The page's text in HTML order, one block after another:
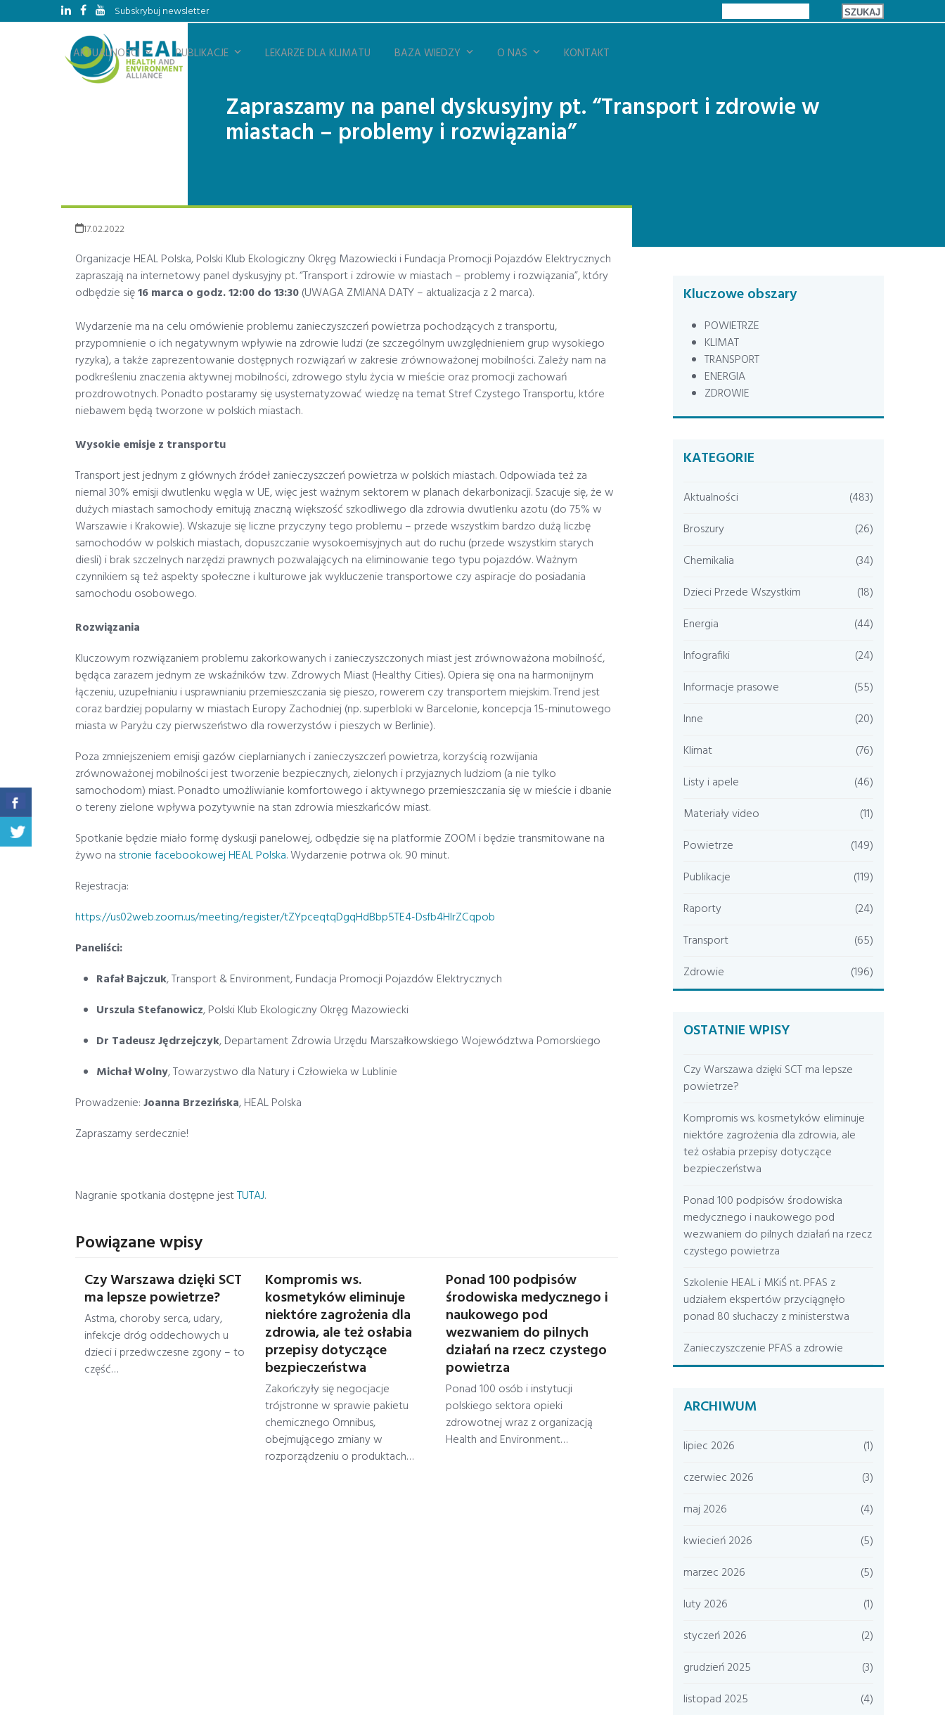
to
Subskrybuj newsletter SZUKAJ
AKTUALNOŚCI PUBLIKACJE LEKARZE DLA KLIMATU BAZA WIEDZY O NAS KONTAKT
Zapraszamy na panel dyskusyjny pt. “Transport i zdrowie w
miastach – problemy i rozwiązania”
17.02.2022
Organizacje HEAL Polska, Polski Klub Ekologiczny Okręg Mazowiecki i Fundacja Promocji Pojazdów Elektrycznych
zapraszają na internetowy panel dyskusyjny pt. “Transport i zdrowie w miastach – problemy i rozwiązania”, który
odbędzie się16 marca o godz. 12:00 do 13:30(UWAGA ZMIANA DATY – aktualizacja z 2 marca).
Wydarzenie ma na celu omówienie problemu zanieczyszczeń powietrza pochodzących z transportu,
przypomnienie o ich negatywnym wpływie na zdrowie ludzi (ze szczególnym uwzględnieniem grup wysokiego
ryzyka), a także zaprezentowanie dostępnych rozwiązań w zakresie zrównoważonej mobilności. Zależy nam na
podkreśleniu znaczenia aktywnej mobilności, zdrowego stylu życia w mieście oraz promocji zachowań
prozdrowotnych. Ponadto postaramy się usystematyzować wiedzę na temat Stref Czystego Transportu, które
niebawem będą tworzone w polskich miastach.
Wysokie emisje z transportu
Transport jest jednym z głównych źródeł zanieczyszczeń powietrza w polskich miastach. Odpowiada też za
niemal 30% emisji dwutlenku węgla w UE, więc jest ważnym sektorem w planach dekarbonizacji. Szacuje się, że w
dużych miastach samochody emitują znaczną większość szkodliwego dla zdrowia dwutlenku azotu (do 75% w
Warszawie i Krakowie). Wskazuje się liczne przyczyny tego problemu – przede wszystkim bardzo dużą liczbę
samochodów w polskich miastach, dopuszczanie wysokoemisyjnych aut do ruchu (przede wszystkim starych
diesli) i brak szczelnych narzędzi prawnych pozwalających na eliminowanie tego typu pojazdów. Ważnym
czynnikiem są też aspekty społeczne i kulturowe jak wykluczenie transportowe czy aspiracje do posiadania
samochodu osobowego.
Rozwiązania
Kluczowym rozwiązaniem problemu zakorkowanych i zanieczyszczonych miast jest zrównoważona mobilność,
będąca zarazem jednym ze wskaźników tzw. Zdrowych Miast (Healthy Cities). Opiera się ona na harmonijnym
łączeniu, uzupełnianiu i usprawnianiu przemieszczania się pieszo, rowerem czy transportem miejskim. Trend jest
coraz bardziej popularny w miastach Europy Zachodniej (np. superbloki w Barcelonie, koncepcja 15-minutowego
miasta w Paryżu czy pierwszeństwo dla rowerzystów i pieszych w Berlinie).
Poza zmniejszeniem emisji gazów cieplarnianych i zanieczyszczeń powietrza, korzyścią rozwijania
zrównoważonej mobilności jest tworzenie bezpiecznych, zielonych i przyjaznych ludziom (a nie tylko
samochodom) miast. Ponadto umożliwianie komfortowego i aktywnego przemieszczania się w mieście i dbanie
o tereny zielone wpływa pozytywnie na stan zdrowia mieszkańców miast.
Spotkanie będzie miało formę dyskusji panelowej, odbędzie się na platformie ZOOM i będzie transmitowane na
żywo na stronie facebookowej HEAL Polska. Wydarzenie potrwa ok. 90 minut.
Rejestracja:
https://us02web.zoom.us/meeting/register/tZYpceqtqDgqHdBbp5TE4-Dsfb4HlrZCqpob
Paneliści:
Rafał Bajczuk, Transport & Environment, Fundacja Promocji Pojazdów Elektrycznych
Urszula Stefanowicz, Polski Klub Ekologiczny Okręg Mazowiecki
Dr Tadeusz Jędrzejczyk, Departament Zdrowia Urzędu Marszałkowskiego Województwa Pomorskiego
Michał Wolny, Towarzystwo dla Natury i Człowieka w Lublinie
Prowadzenie:Joanna Brzezińska, HEAL Polska
Zapraszamy serdecznie!
Nagranie spotkania dostępne jestTUTAJ.
Powiązane wpisy
Czy Warszawa dzięki SCT
ma lepsze powietrze?
Astma, choroby serca, udary,
infekcje dróg oddechowych u
dzieci i przedwczesne zgony – to
część…
Kompromis ws.
kosmetyków eliminuje
niektóre zagrożenia dla
zdrowia, ale też osłabia
przepisy dotyczące
bezpieczeństwa
Zakończyły się negocjacje
trójstronne w sprawie pakietu
chemicznego Omnibus,
obejmującego zmiany w
rozporządzeniu o produktach…
Ponad 100 podpisów
środowiska medycznego i
naukowego pod
wezwaniem do pilnych
działań na rzecz czystego
powietrza
Ponad 100 osób i instytucji
polskiego sektora opieki
zdrowotnej wraz z organizacją
Health and Environment…
Kluczowe obszary
POWIETRZE
KLIMAT
TRANSPORT
ENERGIA
ZDROWIE
KATEGORIE
Aktualności
(483)
Broszury
(26)
Chemikalia
(34)
Dzieci Przede Wszystkim
(18)
Energia
(44)
Infografiki
(24)
Informacje prasowe
(55)
Inne
(20)
Klimat
(76)
Listy i apele
(46)
Materiały video
(11)
Powietrze
(149)
Publikacje
(119)
Raporty
(24)
Transport
(65)
Zdrowie
(196)
OSTATNIE WPISY
Czy Warszawa dzięki SCT ma lepsze
powietrze?
Kompromis ws. kosmetyków eliminuje
niektóre zagrożenia dla zdrowia, ale
też osłabia przepisy dotyczące
bezpieczeństwa
Ponad 100 podpisów środowiska
medycznego i naukowego pod
wezwaniem do pilnych działań na rzecz
czystego powietrza
Szkolenie HEAL i MKiŚ nt. PFAS z
udziałem ekspertów przyciągnęło
ponad 80 słuchaczy z ministerstwa
Zanieczyszczenie PFAS a zdrowie
ARCHIWUM
lipiec 2026
(1)
czerwiec 2026
(3)
maj 2026
(4)
kwiecień 2026
(5)
marzec 2026
(5)
luty 2026
(1)
styczeń 2026
(2)
grudzień 2025
(3)
listopad 2025
(4)